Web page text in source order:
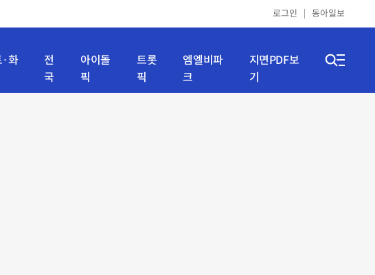
로그인 동아일보
화
전
국
아이돌
픽
트롯
픽
엠엘비파
크
지면PDF보
기